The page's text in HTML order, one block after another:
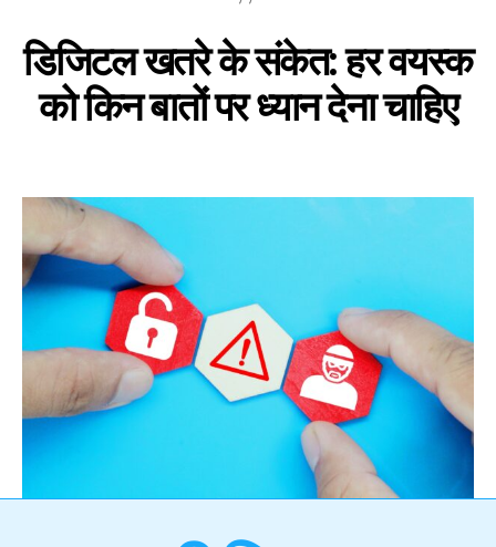
डिजिटल खतरे के संकेत: हर वयस्क
को किन बातों पर ध्यान देना चाहिए